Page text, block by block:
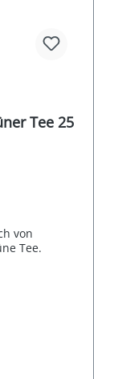
Tee 25
von
Tee.